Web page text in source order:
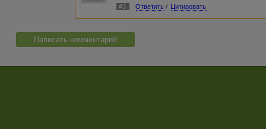
#3 Ответить / Цитировать
Написать комментарий